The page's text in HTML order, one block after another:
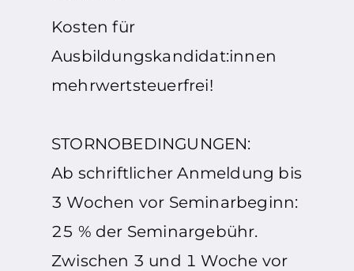
Kosten für
Ausbildungskandidat:innen
mehrwertsteuerfrei!
STORNOBEDINGUNGEN:
Ab schriftlicher Anmeldung bis
3 Wochen vor Seminarbeginn:
25 % der Seminargebühr.
Zwischen 3 und 1 Woche vor